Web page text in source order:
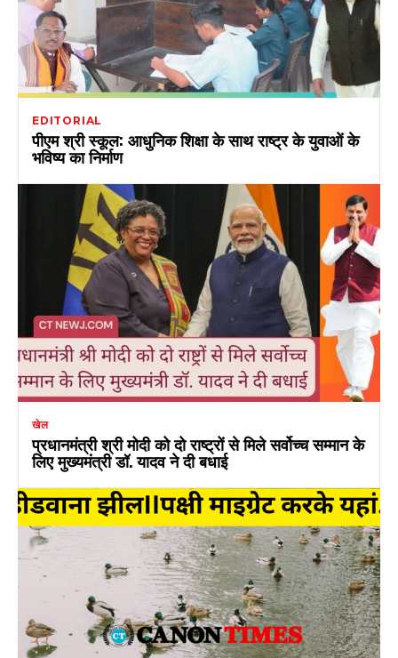
EDITORIAL
पीएम श्री स्कूल: आधुनिक शिक्षा के साथ राष्ट्र के युवाओं के
भविष्य का निर्माण
खेल
प्रधानमंत्री श्री मोदी को दो राष्ट्रों से मिले सर्वोच्च सम्मान के
लिए मुख्यमंत्री डॉ. यादव ने दी बधाई